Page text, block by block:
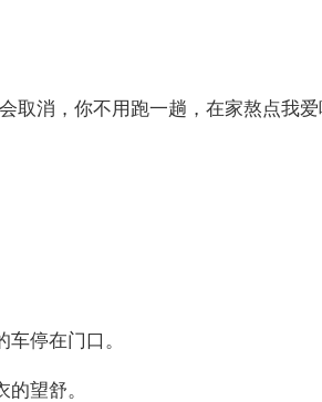
取消，你不用跑一趟，在家熬点我
停在门口。
望舒。